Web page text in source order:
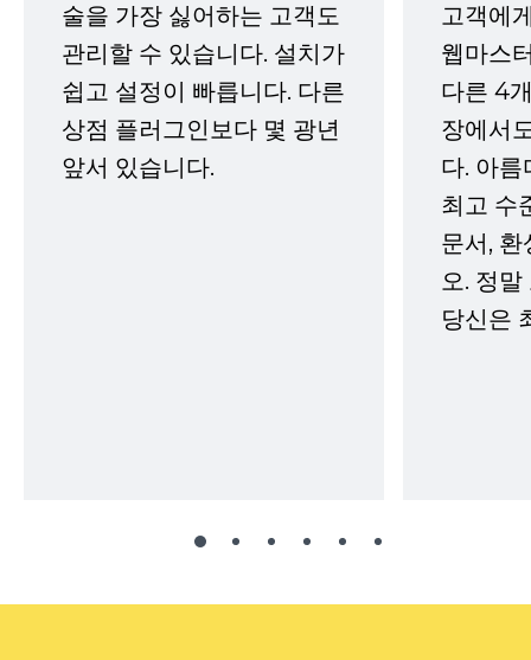
술을 가장 싫어하는 고객도
관리할 수 있습니다. 설치가
쉽고 설정이 빠릅니다. 다른
상점 플러그인보다 몇 광년
앞서 있습니다.
고객에
웹마스
다른 4
장에서
다. 아름
최고 수
문서,
오. 정
당신은